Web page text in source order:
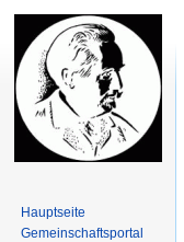
Hauptseite
Gemeinschafts­portal